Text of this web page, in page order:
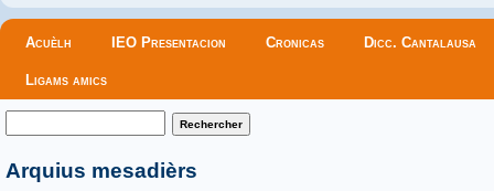
Menu principal
Acuèlh IEO Presentacion Cronicas Dicc. Cantalausa
Ligams amics
Formulaire de recherche
Arquius mesadièrs